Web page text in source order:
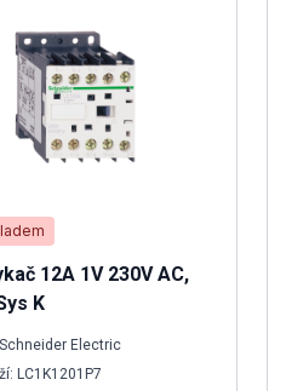
12A 1V 230V AC,
K
Electric
LC1K1201P7